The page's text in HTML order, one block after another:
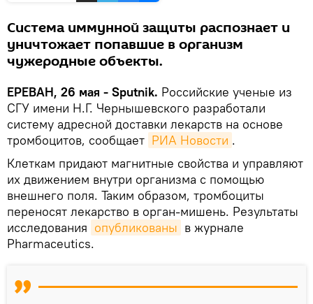
Система иммунной защиты распознает и
уничтожает попавшие в организм
чужеродные объекты.
ЕРЕВАН, 26 мая - Sputnik. Российские ученые из
СГУ имени Н.Г. Чернышевского разработали
систему адресной доставки лекарств на основе
тромбоцитов, сообщает РИА Новости .
Клеткам придают магнитные свойства и управляют
их движением внутри организма с помощью
внешнего поля. Таким образом, тромбоциты
переносят лекарство в орган-мишень. Результаты
исследования опубликованы в журнале
Pharmaceutics.